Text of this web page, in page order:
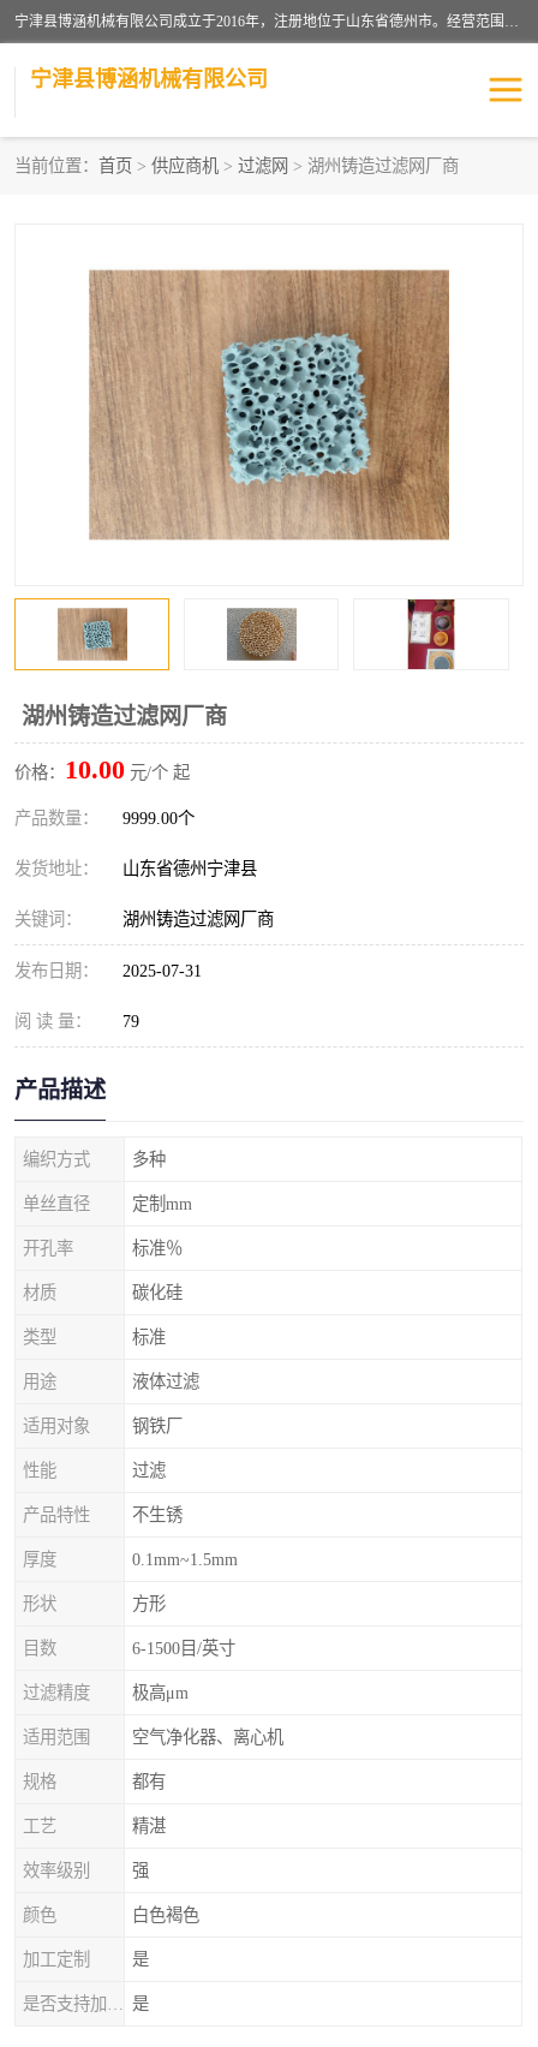
宁津县博涵机械有限公司成立于2016年，注册地位于山东省德州市。经营范围包括：机械设备研发、生产及销售，铸造用造型材料生产、销售，玻璃纤维及制品制造、销售，汽车零配件零售，机械零件、零部件加工，机械零件、零部件销售等；主要产品有：纤维过滤网,陶瓷过滤器,泡沫陶瓷过滤器,耐高温纤维过滤器,铸铁过滤器,铸铜过滤网,铸铝过滤网,铝轮毂过滤网,高效过滤网,高效陶瓷过滤网,高效纤维过滤网。
宁津县博涵机械有限公司
当前位置： 首页 > 供应商机 > 过滤网 > 湖州铸造过滤网厂商
湖州铸造过滤网厂商
价格： 10.00 元/个 起
产品数量： 9999.00个
发货地址： 山东省德州宁津县
关键词： 湖州铸造过滤网厂商
发布日期： 2025-07-31
阅 读 量： 79
产品描述
编织方式 多种
单丝直径 定制mm
开孔率 标准％
材质 碳化硅
类型 标准
用途 液体过滤
适用对象 钢铁厂
性能 过滤
产品特性 不生锈
厚度 0.1mm~1.5mm
形状 方形
目数 6-1500目/英寸
过滤精度 极高μm
适用范围 空气净化器、离心机
规格 都有
工艺 精湛
效率级别 强
颜色 白色褐色
加工定制 是
是
纤维网 挡渣棉
挡渣网 避脏网